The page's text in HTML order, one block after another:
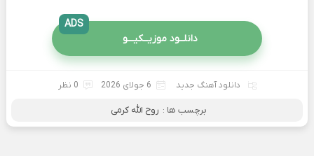
دانلــود موزیــکیـــو
ADS
دانلود آهنگ جدید 6 جولای 2026 0 نظر
برچسب ها : روح الله کرمی